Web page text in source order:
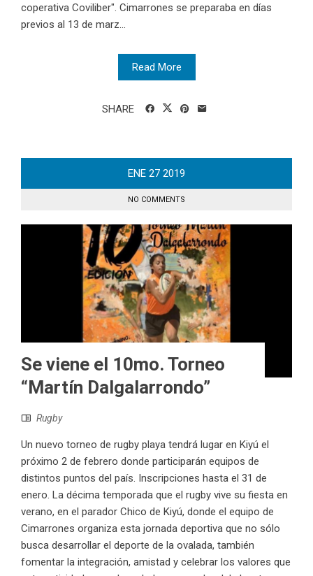
coperativa Coviliber". Cimarrones se preparaba en días
previos al 13 de marz...
Read More
SHARE
ENE 27 2019
NO COMMENTS
Se viene el 10mo. Torneo
“Martín Dalgalarrondo”
Rugby
Un nuevo torneo de rugby playa tendrá lugar en Kiyú el
próximo 2 de febrero donde participarán equipos de
distintos puntos del país. Inscripciones hasta el 31 de
enero. La décima temporada que el rugby vive su fiesta en
verano, en el parador Chico de Kiyú, donde el equipo de
Cimarrones organiza esta jornada deportiva que no sólo
busca desarrollar el deporte de la ovalada, también
fomentar la integración, amistad y celebrar los valores que